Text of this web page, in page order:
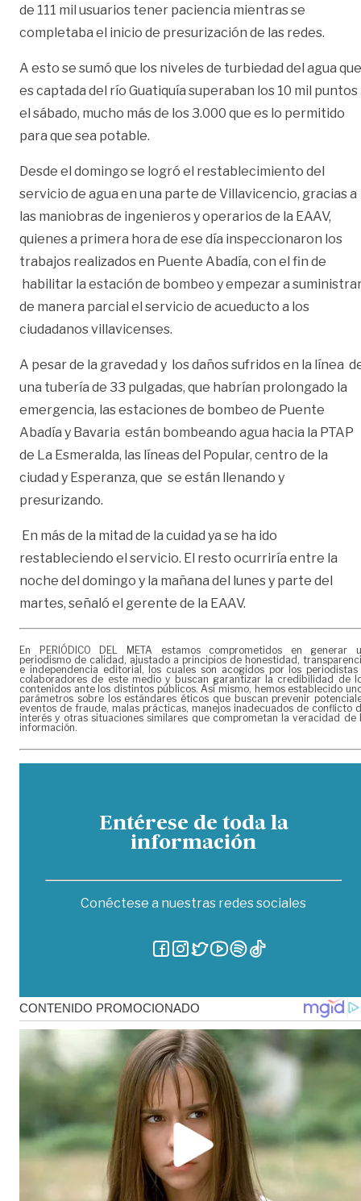
de 111 mil usuarios tener paciencia mientras se
completaba el inicio de presurización de las redes.
A esto se sumó que los niveles de turbiedad del agua que
es captada del río Guatiquía superaban los 10 mil puntos
el sábado, mucho más de los 3.000 que es lo permitido
para que sea potable.
Desde el domingo se logró el restablecimiento del
servicio de agua en una parte de Villavicencio, gracias a
las maniobras de ingenieros y operarios de la EAAV,
quienes a primera hora de ese día inspeccionaron los
trabajos realizados en Puente Abadía, con el fin de
habilitar la estación de bombeo y empezar a
de manera parcial el servicio de acueducto a los
ciudadanos villavicenses.
A pesar de la gravedad y los daños sufridos en la línea
una tubería de 33 pulgadas, que habrían prolongado la
emergencia, las estaciones de bombeo de Puente
Abadía y Bavaria están bombeando agua hacia la PTAP
de La Esmeralda, las líneas del Popular, centro de la
ciudad y Esperanza, que se están llenando y
presurizando.
En más de la mitad de la cuidad ya se ha ido
restableciendo el servicio. El resto ocurriría entre la
noche del domingo y la mañana del lunes y parte del
martes, señaló el gerente de la EAAV.
En PERIÓDICO DEL META estamos comprometidos en generar
periodismo de calidad, ajustado a principios de honestidad,
e independencia editorial, los cuales son acogidos por los periodistas
colaboradores de este medio y buscan garantizar la credibilidad de
contenidos ante los distintos públicos. Así mismo, hemos establecido
parámetros sobre los estándares éticos que buscan prevenir
eventos de fraude, malas prácticas, manejos inadecuados de conflicto
interés y otras situaciones similares que comprometan la veracidad de
información.
Entérese de toda la
información
Conéctese a nuestras redes sociales